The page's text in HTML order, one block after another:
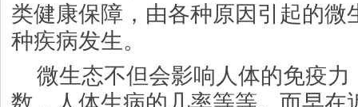
类健康保障，由各种原因引起的微
种疾病发生。
微生态不但会影响人体的免疫